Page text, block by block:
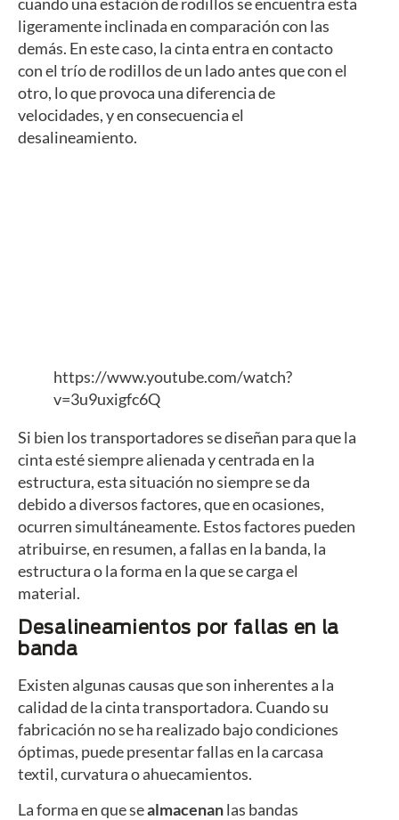
ligeramente inclinada en comparación con las
demás. En este caso, la cinta entra en contacto
con el trío de rodillos de un lado antes que con el
otro, lo que provoca una diferencia de
velocidades, y en consecuencia el
desalineamiento.
https://www.youtube.com/watch?
v=3u9uxigfc6Q
Si bien los transportadores se diseñan para que la
cinta esté siempre alienada y centrada en la
estructura, esta situación no siempre se da
debido a diversos factores, que en ocasiones,
ocurren simultáneamente. Estos factores pueden
atribuirse, en resumen, a fallas en la banda, la
estructura o la forma en la que se carga el
material.
Desalineamientos por fallas en la
banda
Existen algunas causas que son inherentes a la
calidad de la cinta transportadora. Cuando su
fabricación no se ha realizado bajo condiciones
óptimas, puede presentar fallas en la carcasa
textil, curvatura o ahuecamientos.
La forma en que sealmacenanlas bandas